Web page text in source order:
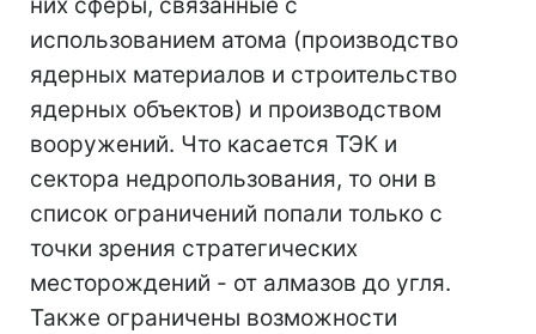
использованием атома (производство
ядерных материалов и строительство
ядерных объектов) и производством
вооружений. Что касается ТЭК и
сектора недропользования, то они в
список ограничений попали только с
точки зрения стратегических
месторождений - от алмазов до угля.
Также ограничены возможности